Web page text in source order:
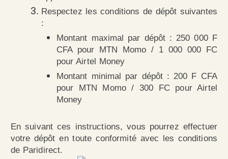
Respectez les conditions de dépôt suivantes
:
Montant maximal par dépôt : 250 000 F
CFA pour MTN Momo / 1 000 000 FC
pour Airtel Money
Montant minimal par dépôt : 200 F CFA
pour MTN Momo / 300 FC pour Airtel
Money
En suivant ces instructions, vous pourrez effectuer
votre dépôt en toute conformité avec les conditions
de Paridirect.